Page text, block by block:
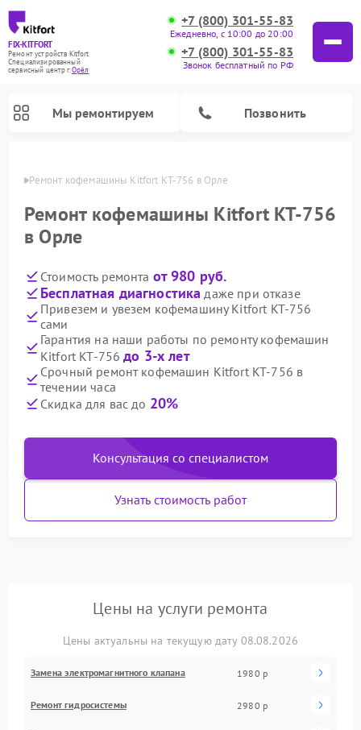
FIX-KITFORT
Ремонт устройств Kitfort
Специализированный
cервисный центр г.Орёл
+7 (800) 301-55-83
Ежедневно, с 10:00 до 20:00
+7 (800) 301-55-83
Звонок бесплатный по РФ
Мы ремонтируем Позвонить
Ремонт кофемашины Kitfort KT-756 в Орле
Ремонт кофемашины Kitfort KT-756
в Орле
Стоимость ремонта от 980 руб.
Бесплатная диагностика даже при отказе
Привезем и увезем кофемашину Kitfort KT-756
сами
Гарантия на наши работы по ремонту кофемашин
Kitfort KT-756до 3-х лет
Срочный ремонт кофемашин Kitfort KT-756 в
течении часа
Скидка для вас до 20%
Консультация со специалистом
Узнать стоимость работ
Цены на услуги ремонта
Цены актуальны на текущую дату 08.08.2026
Замена электромагнитного клапана 1980 р
Ремонт гидросистемы 2980 р